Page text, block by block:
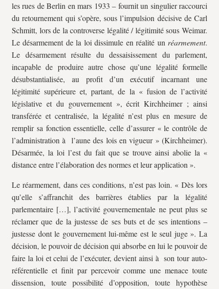
les rues de Berlin en mars 1933 – fournit un singulier raccourci
du retournement qui s’opère, sous l’impulsion décisive de Carl
Schmitt, lors de la controverse légalité / légitimité sous Weimar.
Le désarmement de la loi dissimule en réalité un réarmement.
Le désarmement résulte du dessaisissement du parlement,
incapable de produire autre chose qu’une légalité formelle
désubstantialisée, au profit d’un exécutif incarnant une
légitimité supérieure et, partant, de la « fusion de l’activité
législative et du gouvernement », écrit Kirchheimer ; ainsi
transférée et centralisée, la légalité n’est plus en mesure de
remplir sa fonction essentielle, celle d’assurer « le contrôle de
l’administration à l’aune des lois en vigueur » (Kirchheimer).
Désarmée, la loi l’est du fait que se trouve ainsi abolie la «
distance entre l’élaboration des normes et leur application ».
Le réarmement, dans ces conditions, n’est pas loin. « Dès lors
qu’elle s’affranchit des barrières établies par la légalité
parlementaire […], l’activité gouvernementale ne peut plus se
réclamer que de la justesse de ses buts et de ses intentions –
justesse dont le gouvernement lui-même est le seul juge ». La
décision, le pouvoir de décision qui absorbe en lui le pouvoir de
faire la loi et celui de l’exécuter, devient ainsi à son tour auto-
référentielle et finit par percevoir comme une menace toute
dissension, toute possibilité d’opposition, toute hypothèse